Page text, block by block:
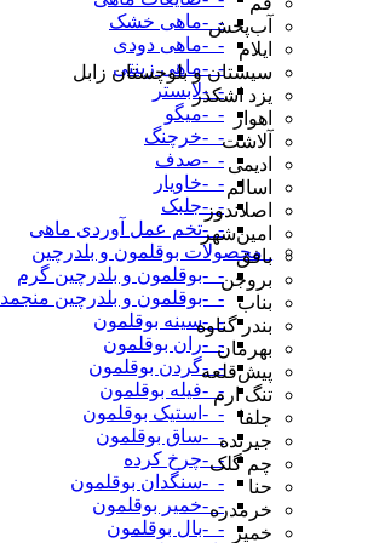
-_-ماهی خشک
-_-ماهی دودی
-_-ماهی زینتی
-_-لابستر
-_-میگو
-_-خرچنگ
-_-صدف
-_-خاویار
-_-جلبک
-_-تخم عمل آوردی ماهی
_محصولات بوقلمون و بلدرچین
-_-بوقلمون و بلدرچین گرم
-_-بوقلمون و بلدرچین منجمد
-_-سینه بوقلمون
-_-ران بوقلمون
-_-گردن بوقلمون
-_-فیله بوقلمون
-_-استیک بوقلمون
-_-ساق بوقلمون
-_-چرخ کرده
-_-سنگدان بوقلمون
-_-خمیر بوقلمون
-_-بال بوقلمون
آب‌پخش
ایلام
سیستان و بلوچستان زابل
یزد اشکذر
اهواز
آلاشت
ادیمی
اسالم
اصلاندوز
امین‌شهر
بافق
بروجن
بناب
بندر گناوه
بهرمان
پیش‌قلعه
تنگ ارم
جلفا
جیرنده
چم گلک
حنا
خرمدره
خمیر